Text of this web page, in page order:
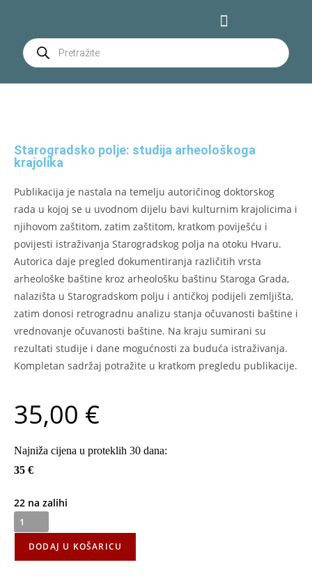
Starogradsko polje: studija arheološkoga
krajolika
Publikacija je nastala na temelju autoričinog doktorskog
rada u kojoj se u uvodnom dijelu bavi kulturnim krajolicima i
njihovom zaštitom, zatim zaštitom, kratkom poviješću i
povijesti istraživanja Starogradskog polja na otoku Hvaru.
Autorica daje pregled dokumentiranja različitih vrsta
arheološke baštine kroz arheološku baštinu Staroga Grada,
nalazišta u Starogradskom polju i antičkoj podijeli zemljišta,
zatim donosi retrogradnu analizu stanja očuvanosti baštine i
vrednovanje očuvanosti baštine. Na kraju sumirani su
rezultati studije i dane mogućnosti za buduća istraživanja.
Kompletan sadržaj potražite u kratkom pregledu publikacije.
35,00 €
Najniža cijena u proteklih 30 dana:
35 €
22 na zalihi
DODAJ U KOŠARICU